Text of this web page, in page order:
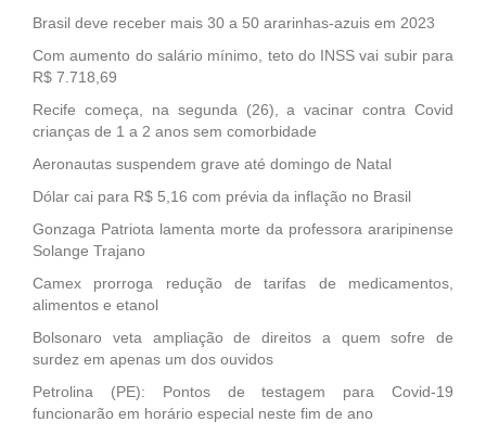
Brasil deve receber mais 30 a 50 ararinhas-azuis em 2023
Com aumento do salário mínimo, teto do INSS vai subir para
R$ 7.718,69
Recife começa, na segunda (26), a vacinar contra Covid
crianças de 1 a 2 anos sem comorbidade
Aeronautas suspendem grave até domingo de Natal
Dólar cai para R$ 5,16 com prévia da inflação no Brasil
Gonzaga Patriota lamenta morte da professora araripinense
Solange Trajano
Camex prorroga redução de tarifas de medicamentos,
alimentos e etanol
Bolsonaro veta ampliação de direitos a quem sofre de
surdez em apenas um dos ouvidos
Petrolina (PE): Pontos de testagem para Covid-19
funcionarão em horário especial neste fim de ano